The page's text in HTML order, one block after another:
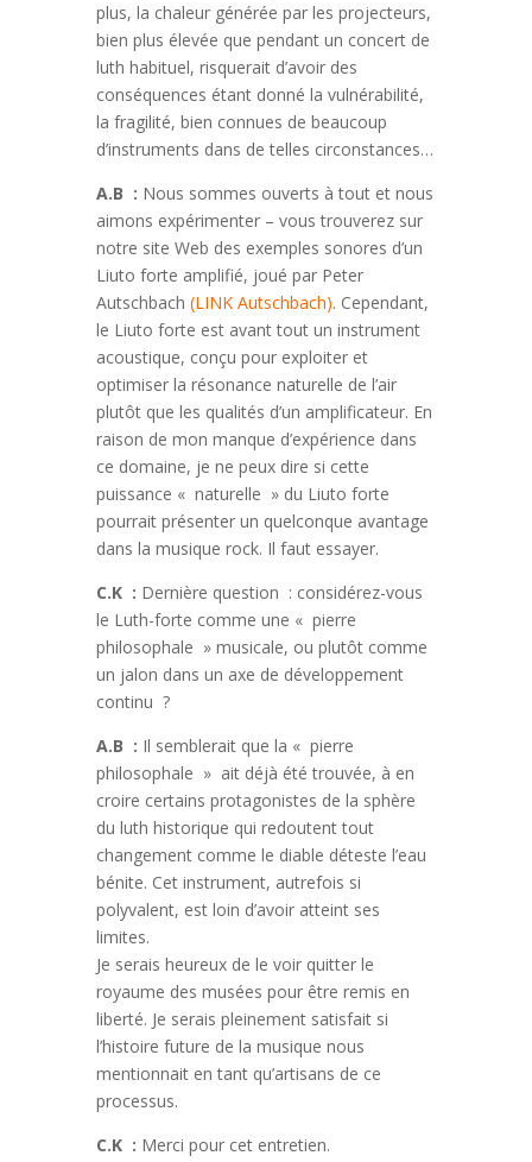
plus, la chaleur générée par les projecteurs,
bien plus élevée que pendant un concert de
luth habituel, risquerait d’avoir des
conséquences étant donné la vulnérabilité,
la fragilité, bien connues de beaucoup
d’instruments dans de telles circonstances…
A.B : Nous sommes ouverts à tout et nous
aimons expérimenter – vous trouverez sur
notre site Web des exemples sonores d’un
Liuto forte amplifié, joué par Peter
Autschbach (LINK Autschbach). Cependant,
le Liuto forte est avant tout un instrument
acoustique, conçu pour exploiter et
optimiser la résonance naturelle de l’air
plutôt que les qualités d’un amplificateur. En
raison de mon manque d’expérience dans
ce domaine, je ne peux dire si cette
puissance « naturelle » du Liuto forte
pourrait présenter un quelconque avantage
dans la musique rock. Il faut essayer.
C.K : Dernière question : considérez-vous
le Luth-forte comme une « pierre
philosophale » musicale, ou plutôt comme
un jalon dans un axe de développement
continu ?
A.B : Il semblerait que la « pierre
philosophale » ait déjà été trouvée, à en
croire certains protagonistes de la sphère
du luth historique qui redoutent tout
changement comme le diable déteste l’eau
bénite. Cet instrument, autrefois si
polyvalent, est loin d’avoir atteint ses
limites.
Je serais heureux de le voir quitter le
royaume des musées pour être remis en
liberté. Je serais pleinement satisfait si
l’histoire future de la musique nous
mentionnait en tant qu’artisans de ce
processus.
C.K : Merci pour cet entretien.